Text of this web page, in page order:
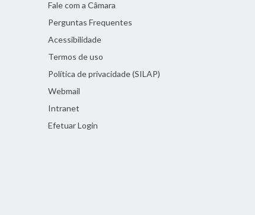
Fale com a Câmara
Perguntas Frequentes
Acessibilidade
Termos de uso
Política de privacidade (SILAP)
Webmail
Intranet
Efetuar Login